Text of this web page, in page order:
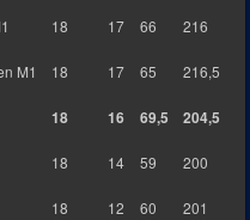
18 17 66 216
M1 18 17 65 216,5
18 16 69,5 204,5
18 14 59 200
18 12 60 201